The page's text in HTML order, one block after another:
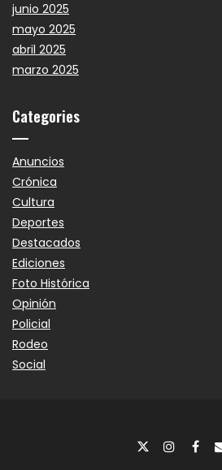
junio 2025
mayo 2025
abril 2025
marzo 2025
Categories
Anuncios
Crónica
Cultura
Deportes
Destacados
Ediciones
Foto Histórica
Opinión
Policial
Rodeo
Social